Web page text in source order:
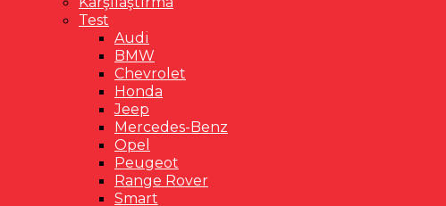
Test
Audi
BMW
Chevrolet
Honda
Jeep
Mercedes-Benz
Opel
Peugeot
Range Rover
Smart